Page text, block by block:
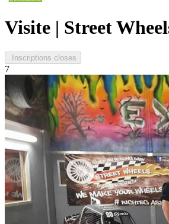
Visite | Street
Inscriptions closes
7